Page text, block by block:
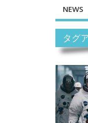
NEWS
タグ